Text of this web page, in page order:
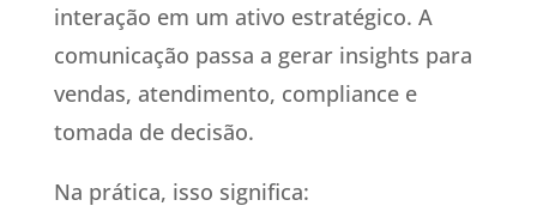
interação em um ativo estratégico. A
comunicação passa a gerar insights para
vendas, atendimento, compliance e
tomada de decisão.
Na prática, isso significa: